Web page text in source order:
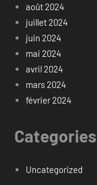
août 2024
juillet 2024
juin 2024
mai 2024
avril 2024
mars 2024
février 2024
Categories
Uncategorized